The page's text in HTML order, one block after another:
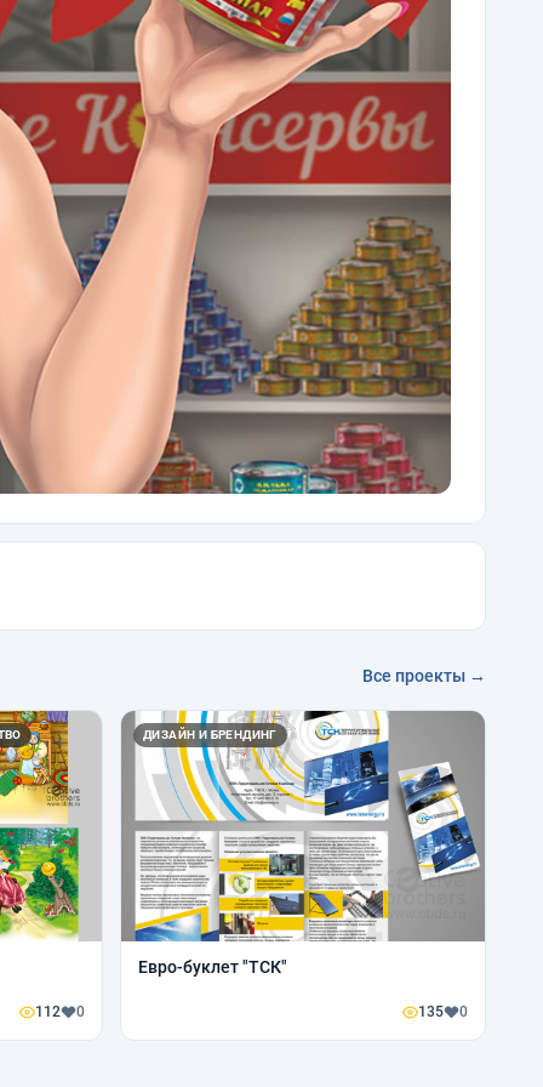
Все проекты →
112 0
ДИЗАЙН И БРЕНДИНГ
Евро-буклет "ТСК"
135 0